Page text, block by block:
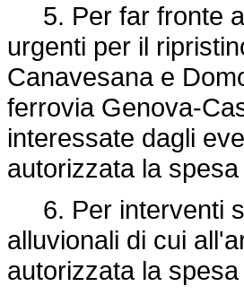
5. Per far fronte
urgenti per il
Canavesana e
ferrovia Genova-
interessate dagli
autorizzata la
6. Per interventi
alluvionali di cui
autorizzata la